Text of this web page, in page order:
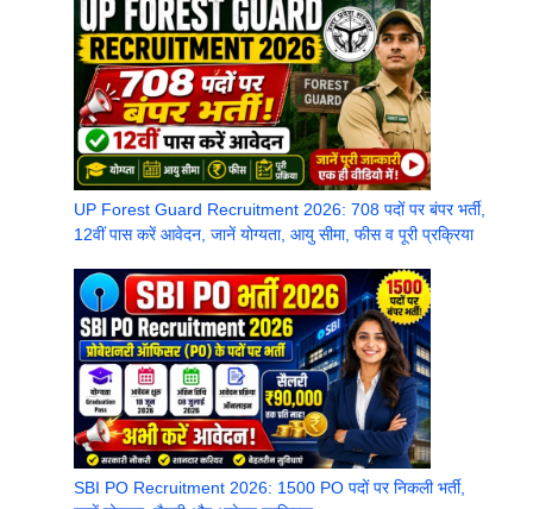
UP Forest Guard Recruitment 2026: 708 पदों पर बंपर भर्ती,
12वीं पास करें आवेदन, जानें योग्यता, आयु सीमा, फीस व पूरी प्रक्रिया
SBI PO Recruitment 2026: 1500 PO पदों पर निकली भर्ती,